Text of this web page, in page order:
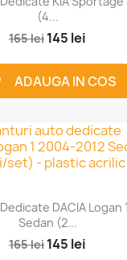
(4...
165 lei 145 lei
ADAUGA IN COS
DACIA Logan
Sedan (2...
165 lei 145 lei